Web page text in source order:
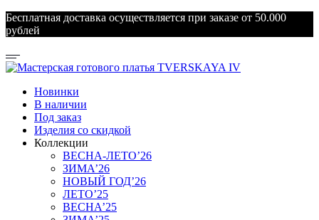
Бесплатная доставка осуществляется при заказе от 50.000
рублей
Новинки
В наличии
Под заказ
Изделия со скидкой
Коллекции
ВЕСНА-ЛЕТО’26
ЗИМА’26
НОВЫЙ ГОД’26
ЛЕТО’25
ВЕСНА’25